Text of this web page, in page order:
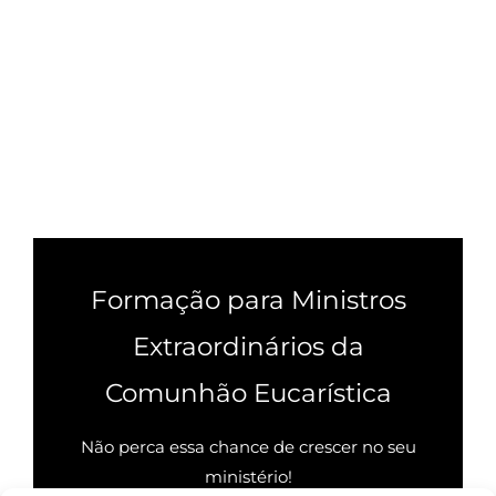
Formação para Ministros
Extraordinários da
Comunhão Eucarística
Não perca essa chance de crescer no seu
ministério!